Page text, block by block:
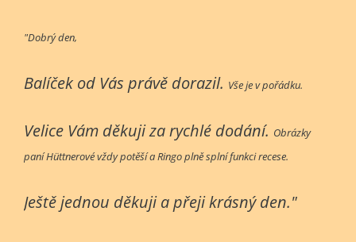
"Dobrý den,
Balíček od Vás právě dorazil. Vše je v pořádku.
Velice Vám děkuji za rychlé dodání. Obrázky
paní Hüttnerové vždy potěší a Ringo plně splní funkci recese.
Ještě jednou děkuji a přeji krásný den."